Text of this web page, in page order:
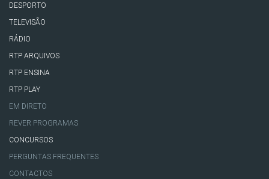
DESPORTO
TELEVISÃO
RÁDIO
RTP ARQUIVOS
RTP ENSINA
RTP PLAY
EM DIRETO
REVER PROGRAMAS
CONCURSOS
PERGUNTAS FREQUENTES
CONTACTOS